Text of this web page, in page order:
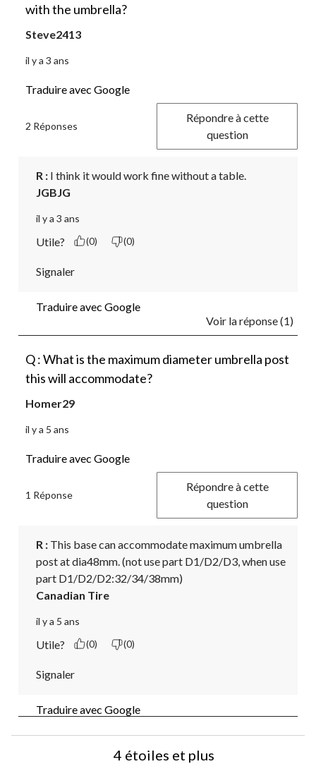
with the umbrella?
Steve2413
il y a 3 ans
Traduire avec Google
2 Réponses
Répondre à cette
question
R : I think it would work fine without a table.
JGBJG
il y a 3 ans
Utile? (0) (0)
Signaler
Traduire avec Google
Voir la réponse (1)
Q : What is the maximum diameter umbrella post
this will accommodate?
Homer29
il y a 5 ans
Traduire avec Google
1 Réponse
Répondre à cette
question
R : This base can accommodate maximum umbrella
post at dia48mm. (not use part D1/D2/D3, when use
part D1/D2/D2:32/34/38mm)
Canadian Tire
il y a 5 ans
Utile? (0) (0)
Signaler
Traduire avec Google
4 étoiles et plus